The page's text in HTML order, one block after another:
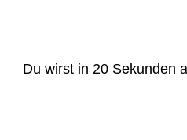
Du wirst in 20 Sekunden